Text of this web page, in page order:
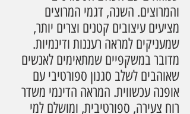
והמרוצים. השנה, דגמי המרוצים
מציעים עיצובים קטנים וצרים יותר,
שמעניקים למראה רעננות ודינמיות.
מדובר במשקפיים שמתאימים לאנשים
שאוהבים לשלב סגנון ספורטיבי עם
אופנה עכשווית. המראה הדינמי משדר
רוח צעירה, ספורטיבית, ומושלם למי